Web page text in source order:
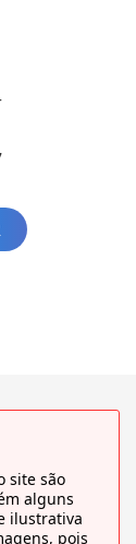
site são
alguns
ilustrativa
pois